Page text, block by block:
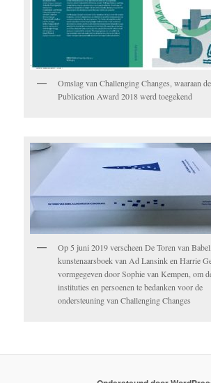
Omslag van Challenging Changes, waaraan
Publication Award 2018 werd toegekend
Op 5 juni 2019 verscheen De Toren van
kunstenaarsboek van Ad Lansink en Harrie
vormgegeven door Sophie van Kempen, om
instituties en persoenen te bedanken voor de
ondersteuning van Challenging Changes